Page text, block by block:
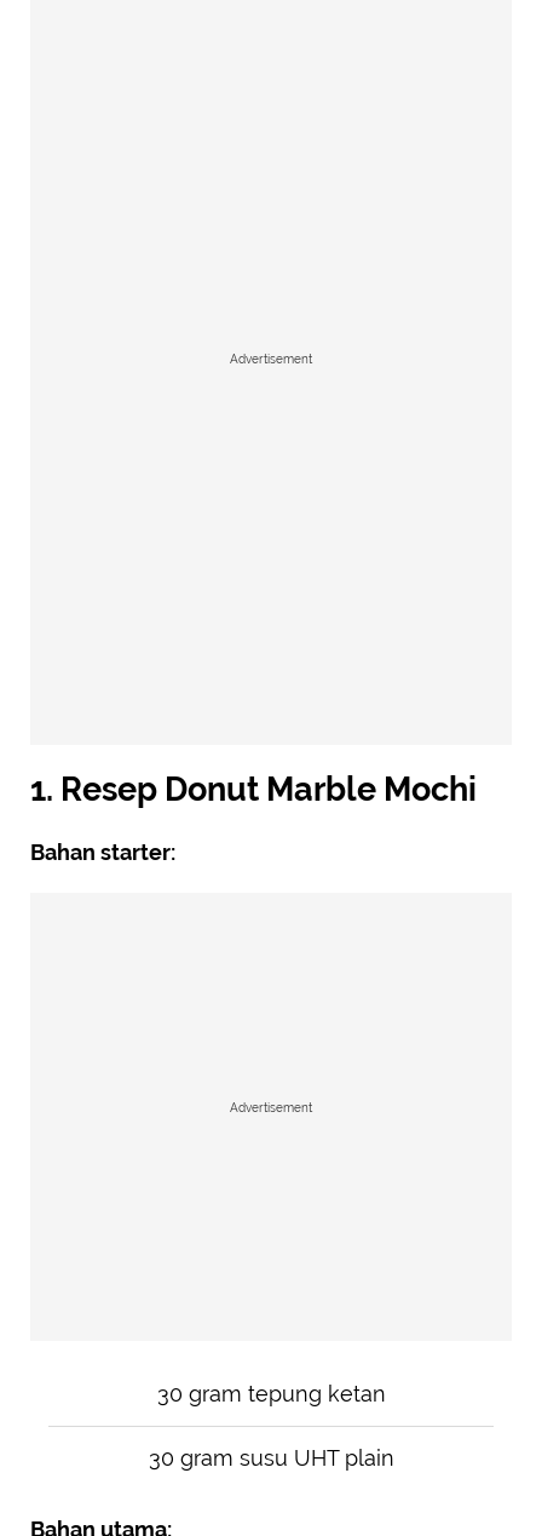
Advertisement
1. Resep Donut Marble Mochi
Bahan starter:
Advertisement
30 gram tepung ketan
30 gram susu UHT plain
Bahan utama: